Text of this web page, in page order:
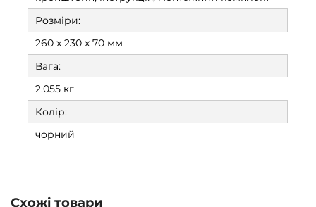
Розміри:
260 x 230 x 70 мм
Вага:
2.055 кг
Колір:
чорний
Схожі товари